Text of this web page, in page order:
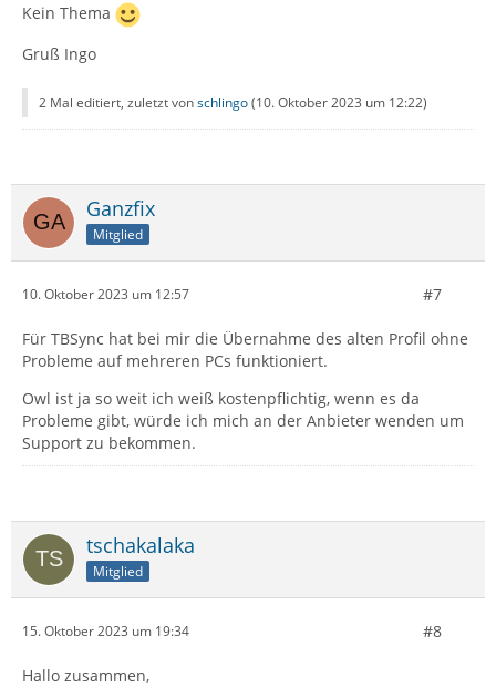
Kein Thema
Gruß Ingo
2 Mal editiert, zuletzt vonschlingo(10. Oktober 2023 um 12:22)
Ganzfix
Mitglied
10. Oktober 2023 um 12:57 #7
Für TBSync hat bei mir die Übernahme des alten Profil ohne
Probleme auf mehreren PCs funktioniert.
Owl ist ja so weit ich weiß kostenpflichtig, wenn es da
Probleme gibt, würde ich mich an der Anbieter wenden um
Support zu bekommen.
tschakalaka
Mitglied
15. Oktober 2023 um 19:34 #8
Hallo zusammen,